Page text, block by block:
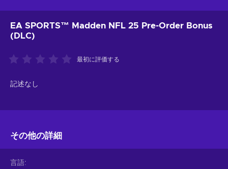
EA SPORTS™ Madden NFL 25 Pre-Order Bonus
(DLC)
最初に評価する
記述なし
その他の詳細
言語